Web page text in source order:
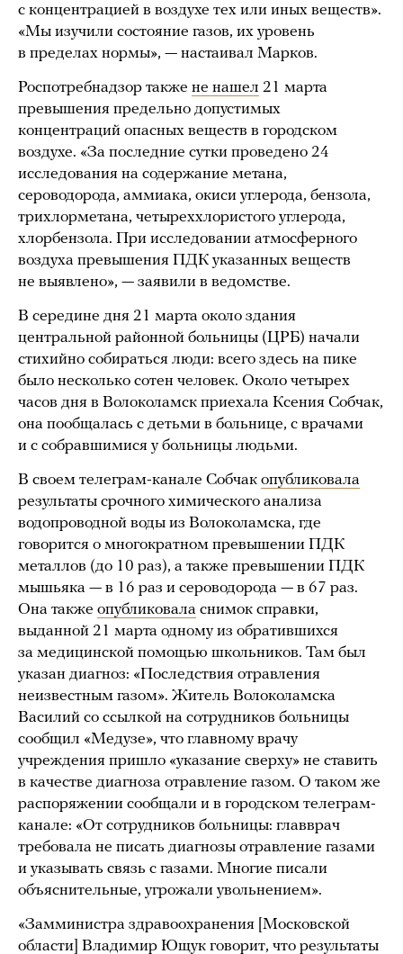
с концентрацией в воздухе тех или иных веществ».
«Мы изучили состояние газов, их уровень
в пределах нормы», — настаивал Марков.
Роспотребнадзор также не нашел 21 марта
превышения предельно допустимых
концентраций опасных веществ в городском
воздухе. «За последние сутки проведено 24
исследования на содержание метана,
сероводорода, аммиака, окиси углерода, бензола,
трихлорметана, четыреххлористого углерода,
хлорбензола. При исследовании атмосферного
воздуха превышения ПДК указанных веществ
не выявлено», — заявили в ведомстве.
В середине дня 21 марта около здания
центральной районной больницы (ЦРБ) начали
стихийно собираться люди: всего здесь на пике
было несколько сотен человек. Около четырех
часов дня в Волоколамск приехала Ксения Собчак,
она пообщалась с детьми в больнице, с врачами
и с собравшимися у больницы людьми.
В своем телеграм-канале Собчак опубликовала
результаты срочного химического анализа
водопроводной воды из Волоколамска, где
говорится о многократном превышении ПДК
металлов (до 10 раз), а также превышении ПДК
мышьяка — в 16 раз и сероводорода — в 67 раз.
Она также опубликовала снимок справки,
выданной 21 марта одному из обратившихся
за медицинской помощью школьников. Там был
указан диагноз: «Последствия отравления
неизвестным газом». Житель Волоколамска
Василий со ссылкой на сотрудников больницы
сообщил «Медузе», что главному врачу
учреждения пришло «указание сверху» не ставить
в качестве диагноза отравление газом. О таком же
распоряжении сообщали и в городском телеграм-
канале: «От сотрудников больницы: главврач
требовала не писать диагнозы отравление газами
и указывать связь с газами. Многие писали
объяснительные, угрожали увольнением».
«Замминистра здравоохранения [Московской
области] Владимир Ющук говорит, что результаты